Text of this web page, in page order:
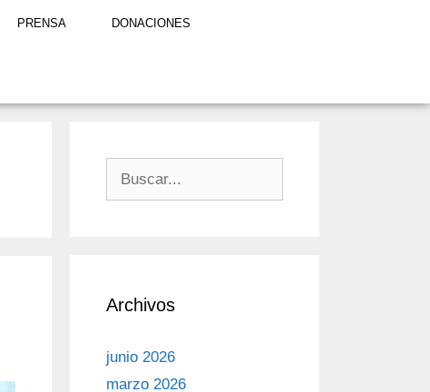
PRENSA DONACIONES
Archivos
junio 2026
marzo 2026